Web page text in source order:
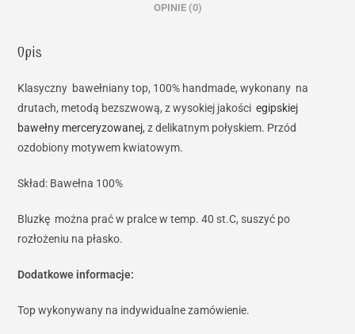
OPINIE (0)
Opis
Klasyczny bawełniany top, 100% handmade, wykonany na
drutach, metodą bezszwową, z wysokiej jakościegipskiej
bawełny merceryzowanej, z delikatnym połyskiem. Przód
ozdobiony motywem kwiatowym.
Skład: Bawełna 100%
Bluzkę można prać w pralce w temp. 40 st.C, suszyć po
rozłożeniu na płasko.
Dodatkowe informacje:
Top wykonywany na indywidualne zamówienie.